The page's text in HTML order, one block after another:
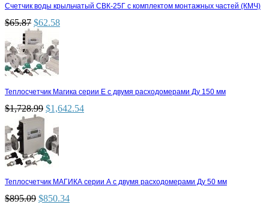
Счетчик воды крыльчатый СВК-25Г с комплектом монтажных частей (КМЧ)
$65.87 $62.58
Теплосчетчик Магика серии Е с двумя расходомерами Ду 150 мм
$1,728.99 $1,642.54
Теплосчетчик МАГИКА серии А с двумя расходомерами Ду 50 мм
$895.09 $850.34